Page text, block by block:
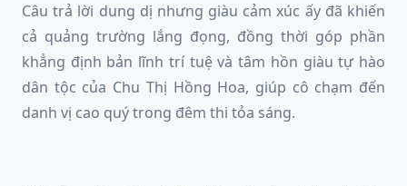
Câu trả lời dung dị nhưng giàu cảm xúc ấy đã khiến
cả quảng trường lắng đọng, đồng thời góp phần
khẳng định bản lĩnh trí tuệ và tâm hồn giàu tự hào
dân tộc của Chu Thị Hồng Hoa, giúp cô chạm đến
danh vị cao quý trong đêm thi tỏa sáng.